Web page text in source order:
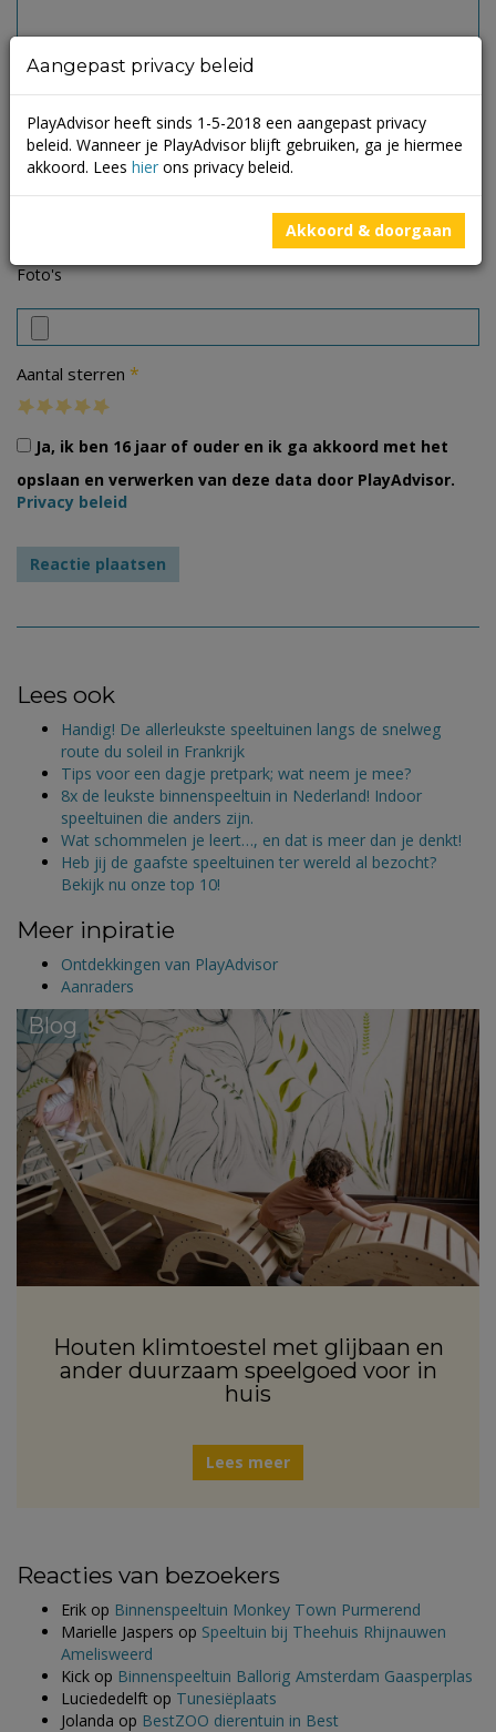
Foto's
Aantal sterren *
Ja, ik ben 16 jaar of ouder en ik ga akkoord met het
opslaan en verwerken van deze data door PlayAdvisor.
Privacy beleid
Lees ook
Handig! De allerleukste speeltuinen langs de snelweg
route du soleil in Frankrijk
Tips voor een dagje pretpark; wat neem je mee?
8x de leukste binnenspeeltuin in Nederland! Indoor
speeltuinen die anders zijn.
Wat schommelen je leert…, en dat is meer dan je denkt!
Heb jij de gaafste speeltuinen ter wereld al bezocht?
Bekijk nu onze top 10!
Meer inpiratie
Ontdekkingen van PlayAdvisor
Aanraders
Blog
Houten klimtoestel met glijbaan en
ander duurzaam speelgoed voor in
huis
Lees meer
Reacties van bezoekers
Erik op Binnenspeeltuin Monkey Town Purmerend
Marielle Jaspers op Speeltuin bij Theehuis Rhijnauwen
Amelisweerd
Kick op Binnenspeeltuin Ballorig Amsterdam Gaasperplas
Luciededelft op Tunesiëplaats
Jolanda op BestZOO dierentuin in Best
Aangepast privacy beleid
PlayAdvisor heeft sinds 1-5-2018 een aangepast privacy
beleid. Wanneer je PlayAdvisor blijft gebruiken, ga je hiermee
akkoord. Lees hier ons privacy beleid.
Akkoord & doorgaan